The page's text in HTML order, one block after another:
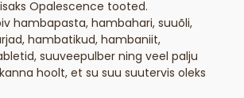
Opalescence tooted.
hambapasta, hambahari, suuõli,
hambatikud, hambaniit,
suuveepulber ning veel palju
hoolt, et su suu suutervis oleks